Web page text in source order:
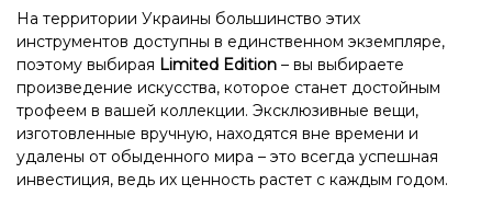
На территории Украины большинство этих
инструментов доступны в единственном экземпляре,
поэтому выбирая Limited Edition – вы выбираете
произведение искусства, которое станет достойным
трофеем в вашей коллекции. Эксклюзивные вещи,
изготовленные вручную, находятся вне времени и
удалены от обыденного мира – это всегда успешная
инвестиция, ведь их ценность растет с каждым годом.